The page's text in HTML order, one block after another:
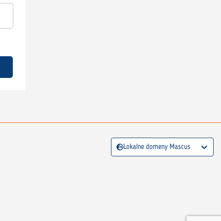
Lokalne domeny Mascus